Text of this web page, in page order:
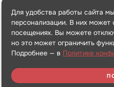
Для удобства работы сайта
персонализации. В них
посещениях. Вы можете
но это может ограничить
Подробнее — в Политике